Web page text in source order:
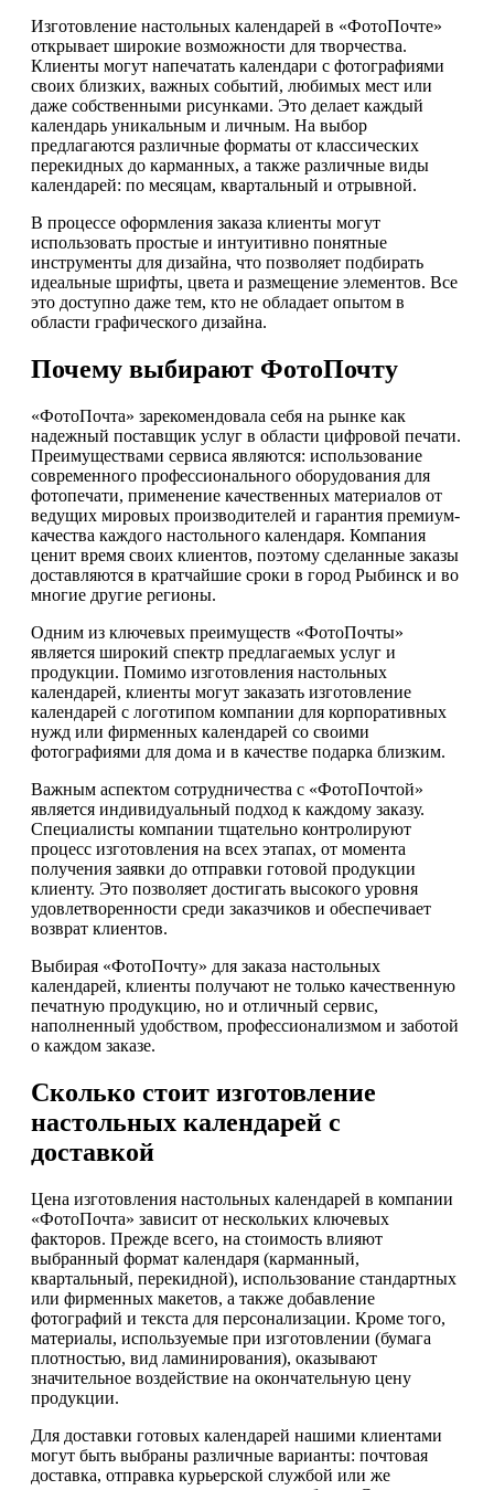
Изготовление настольных календарей в «ФотоПочте»
открывает широкие возможности для творчества.
Клиенты могут напечатать календари с фотографиями
своих близких, важных событий, любимых мест или
даже собственными рисунками. Это делает каждый
календарь уникальным и личным. На выбор
предлагаются различные форматы от классических
перекидных до карманных, а также различные виды
календарей: по месяцам, квартальный и отрывной.
В процессе оформления заказа клиенты могут
использовать простые и интуитивно понятные
инструменты для дизайна, что позволяет подбирать
идеальные шрифты, цвета и размещение элементов. Все
это доступно даже тем, кто не обладает опытом в
области графического дизайна.
Почему выбирают ФотоПочту
«ФотоПочта» зарекомендовала себя на рынке как
надежный поставщик услуг в области цифровой печати.
Преимуществами сервиса являются: использование
современного профессионального оборудования для
фотопечати, применение качественных материалов от
ведущих мировых производителей и гарантия премиум-
качества каждого настольного календаря. Компания
ценит время своих клиентов, поэтому сделанные заказы
доставляются в кратчайшие сроки в город Рыбинск и во
многие другие регионы.
Одним из ключевых преимуществ «ФотоПочты»
является широкий спектр предлагаемых услуг и
продукции. Помимо изготовления настольных
календарей, клиенты могут заказать изготовление
календарей с логотипом компании для корпоративных
нужд или фирменных календарей со своими
фотографиями для дома и в качестве подарка близким.
Важным аспектом сотрудничества с «ФотоПочтой»
является индивидуальный подход к каждому заказу.
Специалисты компании тщательно контролируют
процесс изготовления на всех этапах, от момента
получения заявки до отправки готовой продукции
клиенту. Это позволяет достигать высокого уровня
удовлетворенности среди заказчиков и обеспечивает
возврат клиентов.
Выбирая «ФотоПочту» для заказа настольных
календарей, клиенты получают не только качественную
печатную продукцию, но и отличный сервис,
наполненный удобством, профессионализмом и заботой
о каждом заказе.
Сколько стоит изготовление
настольных календарей с
доставкой
Цена изготовления настольных календарей в компании
«ФотоПочта» зависит от нескольких ключевых
факторов. Прежде всего, на стоимость влияют
выбранный формат календаря (карманный,
квартальный, перекидной), использование стандартных
или фирменных макетов, а также добавление
фотографий и текста для персонализации. Кроме того,
материалы, используемые при изготовлении (бумага
плотностью, вид ламинирования), оказывают
значительное воздействие на окончательную цену
продукции.
Для доставки готовых календарей нашими клиентами
могут быть выбраны различные варианты: почтовая
доставка, отправка курьерской службой или же